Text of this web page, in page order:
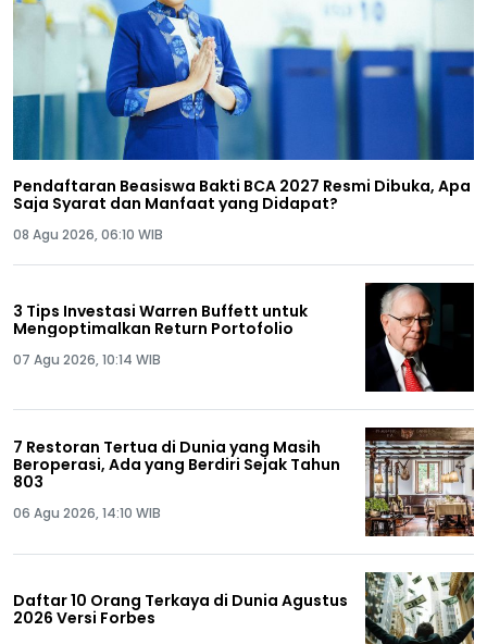
Pendaftaran Beasiswa Bakti BCA 2027 Resmi Dibuka, Apa
Saja Syarat dan Manfaat yang Didapat?
08 Agu 2026, 06:10 WIB
3 Tips Investasi Warren Buffett untuk
Mengoptimalkan Return Portofolio
07 Agu 2026, 10:14 WIB
7 Restoran Tertua di Dunia yang Masih
Beroperasi, Ada yang Berdiri Sejak Tahun
803
06 Agu 2026, 14:10 WIB
Daftar 10 Orang Terkaya di Dunia Agustus
2026 Versi Forbes